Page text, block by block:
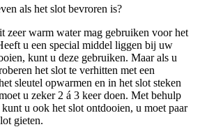
als het slot bevroren is?
zeer warm water mag gebruiken voor het
u een special middel liggen bij uw
kunt u deze gebruiken. Maar als u
het slot te verhitten met een
sleutel opwarmen en in het slot steken
u zeker 2 á 3 keer doen. Met behulp
u ook het slot ontdooien, u moet paar
gieten.